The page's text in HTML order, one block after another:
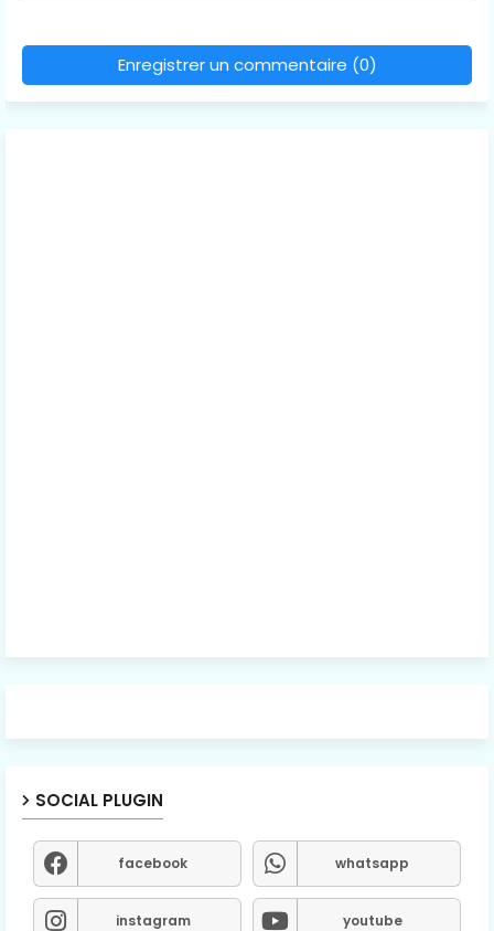
Enregistrer un commentaire (0)
SOCIAL PLUGIN
facebook whatsapp
instagram youtube